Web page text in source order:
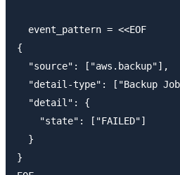
  event_pattern = <<EOF
{
  "source": ["aws.backup"],
"detail-type": ["Backup
  "detail": {
    "state": ["FAILED"]
  }
}